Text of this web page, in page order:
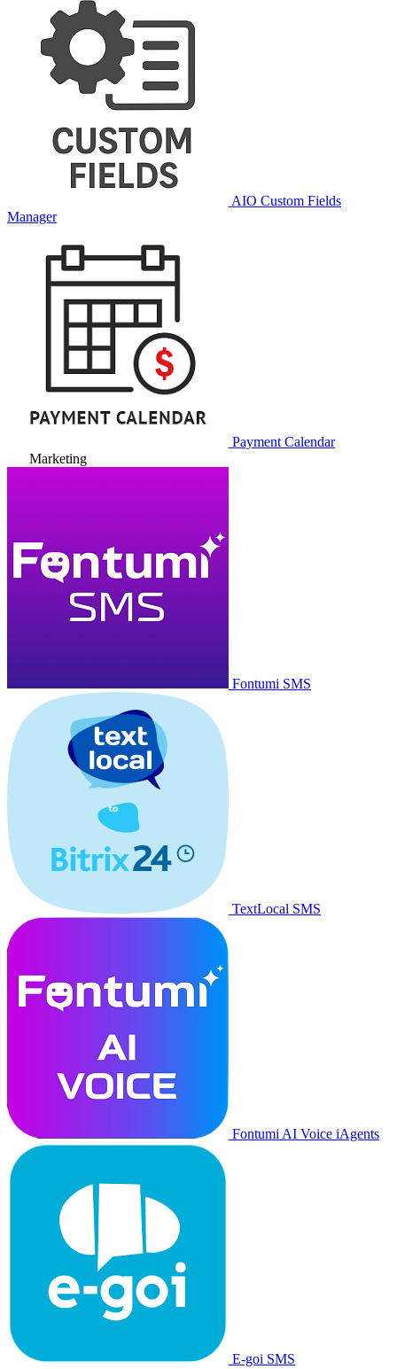
AIO Custom Fields
Manager
Payment Calendar
Marketing
Fontumi SMS
TextLocal SMS
Fontumi AI Voice iAgents
E-goi SMS